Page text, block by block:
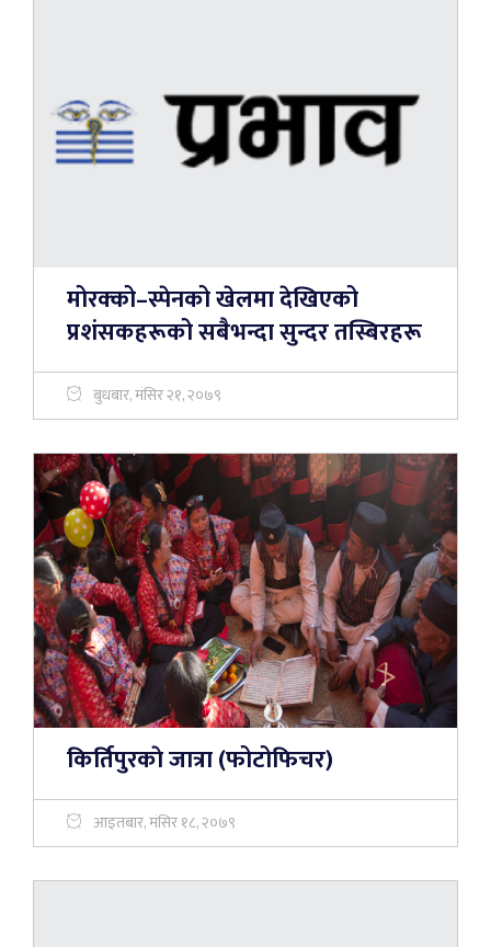
मोरक्को–स्पेनको खेलमा देखिएको
प्रशंसकहरूको सबैभन्दा सुन्दर तस्बिरहरू
बुधबार, मंसिर २१, २०७९
किर्तिपुरकाे जात्रा‍‍‌ (फोटोफिचर)
आइतबार, मंसिर १८, २०७९